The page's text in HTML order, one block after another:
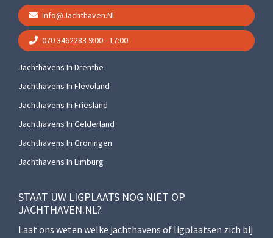
Info@jachthaven.nl
070 3462283 9:00 - 17:00
Jachthavens In Drenthe
Jachthavens In Flevoland
Jachthavens In Friesland
Jachthavens In Gelderland
Jachthavens In Groningen
Jachthavens In Limburg
STAAT UW LIGPLAATS NOG NIET OP
JACHTHAVEN.NL?
Laat ons weten welke jachthavens of ligplaatsen zich bij